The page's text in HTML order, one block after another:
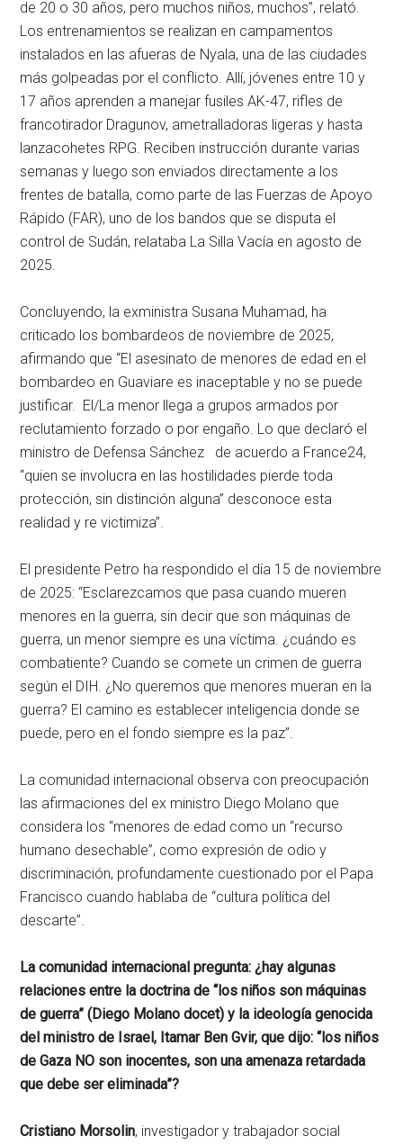
de 20 o 30 años, pero muchos niños, muchos”, relató.
Los entrenamientos se realizan en campamentos
instalados en las afueras de Nyala, una de las ciudades
más golpeadas por el conflicto. Allí, jóvenes entre 10 y
17 años aprenden a manejar fusiles AK-47, rifles de
francotirador Dragunov, ametralladoras ligeras y hasta
lanzacohetes RPG. Reciben instrucción durante varias
semanas y luego son enviados directamente a los
frentes de batalla, como parte de las Fuerzas de Apoyo
Rápido (FAR), uno de los bandos que se disputa el
control de Sudán, relataba La Silla Vacía en agosto de
2025.
Concluyendo, la exministra Susana Muhamad, ha
criticado los bombardeos de noviembre de 2025,
afirmando que “El asesinato de menores de edad en el
bombardeo en Guaviare es inaceptable y no se puede
justificar. El/La menor llega a grupos armados por
reclutamiento forzado o por engaño. Lo que declaró el
ministro de Defensa Sánchez de acuerdo a France24,
“quien se involucra en las hostilidades pierde toda
protección, sin distinción alguna” desconoce esta
realidad y re victimiza”.
El presidente Petro ha respondido el día 15 de noviembre
de 2025: “Esclarezcamos que pasa cuando mueren
menores en la guerra, sin decir que son máquinas de
guerra, un menor siempre es una víctima. ¿cuándo es
combatiente? Cuando se comete un crimen de guerra
según el DIH. ¿No queremos que menores mueran en la
guerra? El camino es establecer inteligencia donde se
puede, pero en el fondo siempre es la paz”.
La comunidad internacional observa con preocupación
las afirmaciones del ex ministro Diego Molano que
considera los “menores de edad como un “recurso
humano desechable”, como expresión de odio y
discriminación, profundamente cuestionado por el Papa
Francisco cuando hablaba de “cultura política del
descarte”.
La comunidad internacional pregunta: ¿hay algunas
relaciones entre la doctrina de “los niños son máquinas
de guerra” (Diego Molano docet) y la ideología genocida
del ministro de Israel, Itamar Ben Gvir, que dijo: “los niños
de Gaza NO son inocentes, son una amenaza retardada
que debe ser eliminada”?
Cristiano Morsolin, investigador y trabajador social